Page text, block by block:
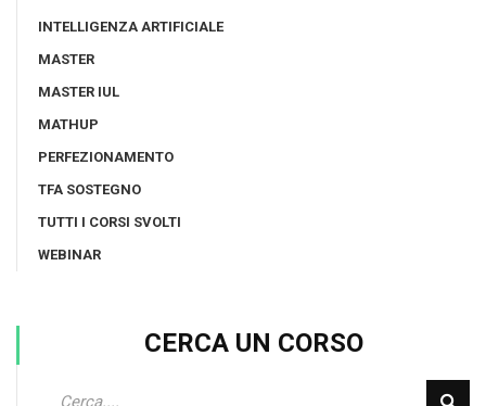
INTELLIGENZA ARTIFICIALE
MASTER
MASTER IUL
MATHUP
PERFEZIONAMENTO
TFA SOSTEGNO
TUTTI I CORSI SVOLTI
WEBINAR
CERCA UN CORSO